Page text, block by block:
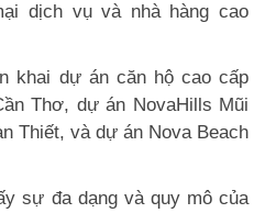
dịch vụ và nhà hàng cao
khai dự án căn hộ cao cấp
Thơ, dự án NovaHills Mũi
Thiết, và dự án Nova Beach
sự đa dạng và quy mô của